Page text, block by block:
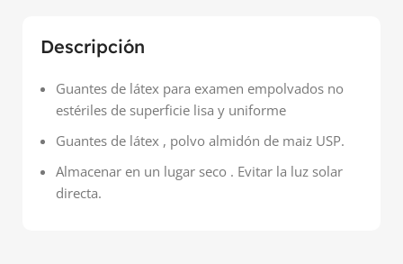
Descripción
Guantes de látex para examen empolvados no
estériles de superficie lisa y uniforme
Guantes de látex , polvo almidón de maiz USP.
Almacenar en un lugar seco . Evitar la luz solar
directa.